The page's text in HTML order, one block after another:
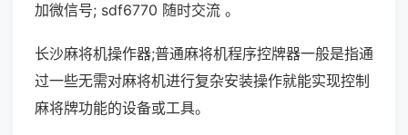
加微信号; sdf6770 随时交流 。
长沙麻将机操作器;普通麻将机程序控牌器一般是指通
过一些无需对麻将机进行复杂安装操作就能实现控制
麻将牌功能的设备或工具。